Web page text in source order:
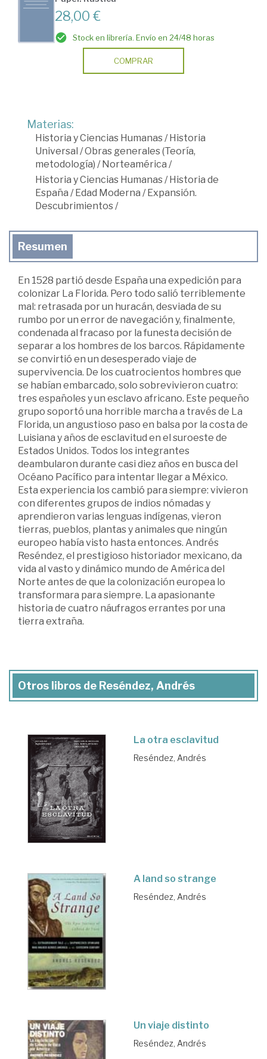
28,00 €
Stock en librería. Envío en 24/48 horas
COMPRAR
Materias:
Historia y Ciencias Humanas/Historia
Universal /Obras generales (Teoría,
metodología) /Norteamérica /
Historia y Ciencias Humanas/Historia de
España /Edad Moderna /Expansión.
Descubrimientos/
Resumen
En 1528 partió desde España una expedición para
colonizar La Florida. Pero todo salió terriblemente
mal: retrasada por un huracán, desviada de su
rumbo por un error de navegación y, finalmente,
condenada al fracaso por la funesta decisión de
separar a los hombres de los barcos. Rápidamente
se convirtió en un desesperado viaje de
supervivencia. De los cuatrocientos hombres que
se habían embarcado, solo sobrevivieron cuatro:
tres españoles y un esclavo africano. Este pequeño
grupo soportó una horrible marcha a través de La
Florida, un angustioso paso en balsa por la costa de
Luisiana y años de esclavitud en el suroeste de
Estados Unidos. Todos los integrantes
deambularon durante casi diez años en busca del
Océano Pacífico para intentar llegar a México.
Esta experiencia los cambió para siempre: vivieron
con diferentes grupos de indios nómadas y
aprendieron varias lenguas indígenas, vieron
tierras, pueblos, plantas y animales que ningún
europeo había visto hasta entonces. Andrés
Reséndez, el prestigioso historiador mexicano, da
vida al vasto y dinámico mundo de América del
Norte antes de que la colonización europea lo
transformara para siempre. La apasionante
historia de cuatro náufragos errantes por una
tierra extraña.
Otros libros de Reséndez, Andrés
La otra esclavitud
Reséndez, Andrés
A land so strange
Reséndez, Andrés
Un viaje distinto
Reséndez, Andrés